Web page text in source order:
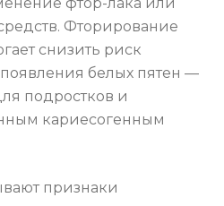
Фторирование
снизить риск
белых пятен —
подростков и
кариесогенным
признаки